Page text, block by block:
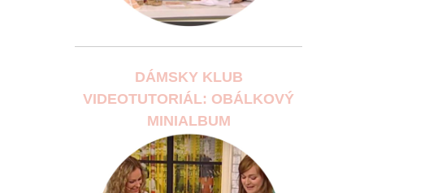
DÁMSKY KLUB
VIDEOTUTORIÁL: OBÁLKOVÝ
MINIALBUM